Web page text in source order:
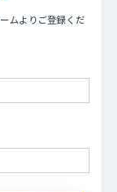
ムよりご登録くだ